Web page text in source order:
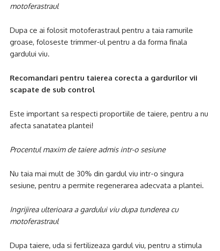
motoferastraul
Dupa ce ai folosit motoferastraul pentru a taia ramurile
groase, foloseste trimmer-ul pentru a da forma finala
gardului viu.
Recomandari pentru taierea corecta a gardurilor vii
scapate de sub control
Este important sa respecti proportiile de taiere, pentru a nu
afecta sanatatea plantei!
Procentul maxim de taiere admis intr-o sesiune
Nu taia mai mult de 30% din gardul viu intr-o singura
sesiune, pentru a permite regenerarea adecvata a plantei.
Ingrijirea ulterioara a gardului viu dupa tunderea cu
motoferastraul
Dupa taiere, uda si fertilizeaza gardul viu, pentru a stimula